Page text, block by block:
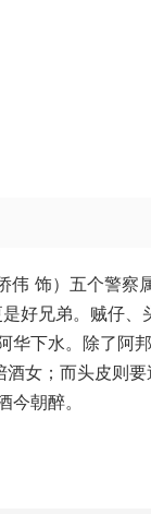
伟 饰）五个警察
好兄弟。贼仔、
华下水。除了阿
酒女；而头皮则要
朝醉。